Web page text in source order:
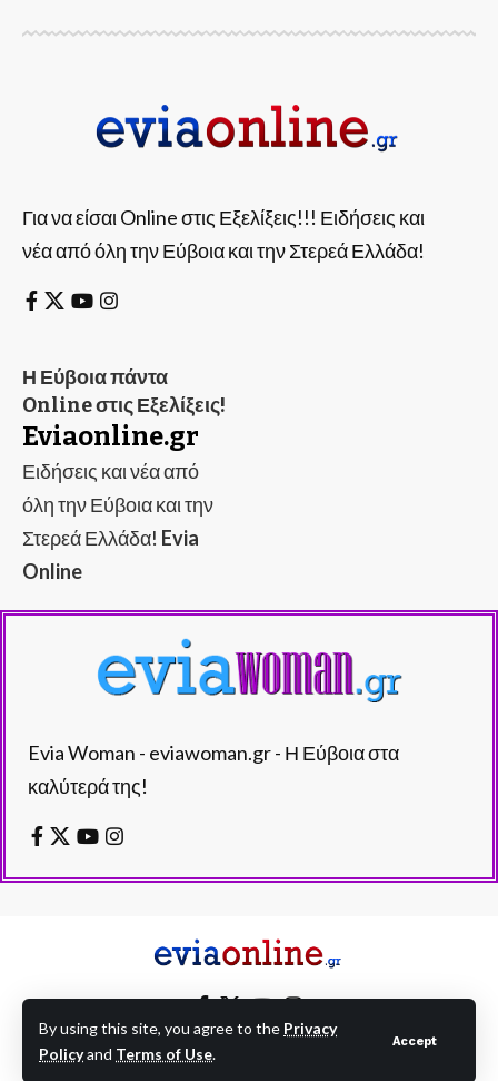
By using this site, you agree to the Privacy
Policyand Terms of Use.
Accept
Για να είσαι Online στις Εξελίξεις!!! Ειδήσεις και
νέα από όλη την Εύβοια και την Στερεά Ελλάδα!
Η Εύβοια πάντα
Online στις Εξελίξεις!
Eviaonline.gr
Ειδήσεις και νέα από
όλη την Εύβοια και την
Στερεά Ελλάδα! Evia
Online
Evia Woman - eviawoman.gr - Η Εύβοια στα
καλύτερά της!
EVIAONLINE © eviaonline.gr - All Rights Reserved.